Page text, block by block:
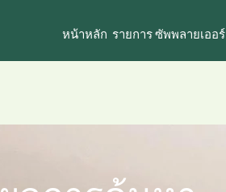
หน้าหลัก รายการ ซัพพลายเออร์